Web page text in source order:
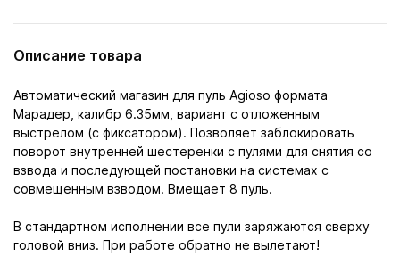
Описание товара
Автоматический магазин для пуль Agioso формата
Марадер, калибр 6.35мм, вариант с отложенным
выстрелом (с фиксатором). Позволяет заблокировать
поворот внутренней шестеренки с пулями для снятия со
взвода и последующей постановки на системах с
совмещенным взводом. Вмещает 8 пуль.
В стандартном исполнении все пули заряжаются сверху
головой вниз. При работе обратно не вылетают!